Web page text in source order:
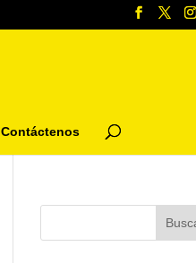
Contáctenos